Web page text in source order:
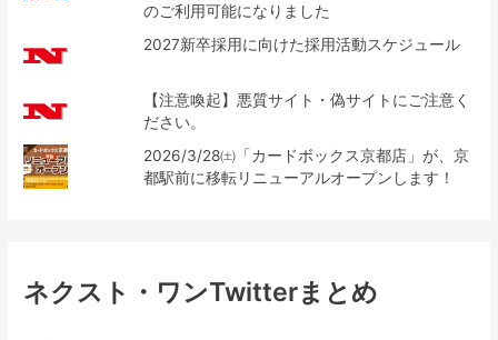
のご利用可能になりました
2027新卒採用に向けた採用活動スケジュール
【注意喚起】悪質サイト・偽サイトにご注意く
ださい。
2026/3/28㈯「カードボックス京都店」が、京
都駅前に移転リニューアルオープンします！
ネクスト・ワンTwitterまとめ